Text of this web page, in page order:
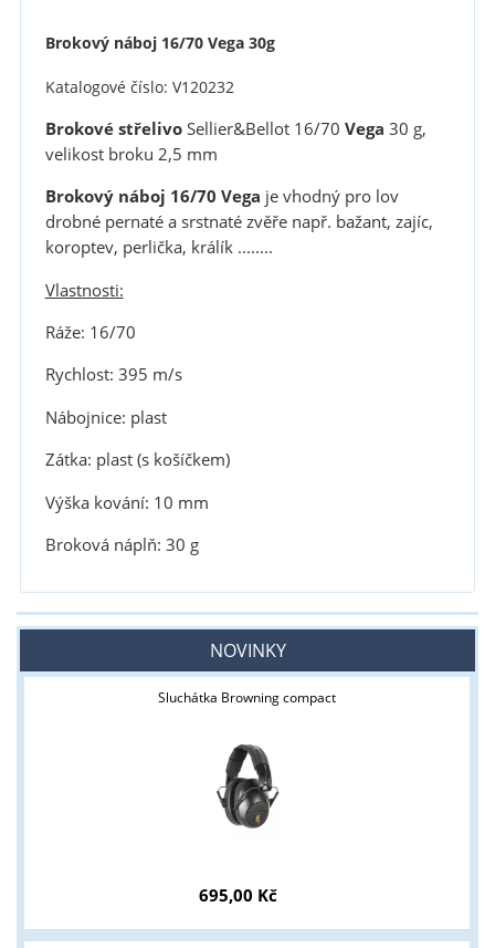
Brokový náboj 16/70 Vega 30g
Katalogové číslo: V120232
Brokové střelivoSellier&Bellot 16/70 Vega 30 g,
velikost broku 2,5 mm
Brokový náboj 16/70 Vega je vhodný pro lov
drobné pernaté a srstnaté zvěře např. bažant, zajíc,
koroptev, perlička, králík ........
Vlastnosti:
Ráže: 16/70
Rychlost: 395 m/s
Nábojnice: plast
Zátka: plast (s košíčkem)
Výška kování: 10 mm
Broková náplň: 30 g
NOVINKY
Sluchátka Browning compact
695,00 Kč